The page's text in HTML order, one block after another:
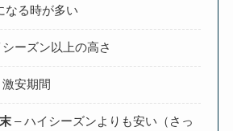
なる時が多い
ーズン以上の高さ
安期間
– ハイシーズンよりも安い（さっ